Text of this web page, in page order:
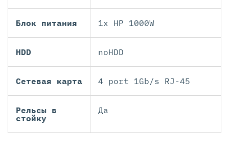
Блок питания 1x HP 1000W
HDD noHDD
Сетевая карта 4 port 1Gb/s RJ-45
Рельсы в
стойку
Да